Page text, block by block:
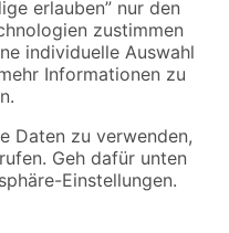
dargestellten Angebote sind unter
Verfügbarkeiten beziehen